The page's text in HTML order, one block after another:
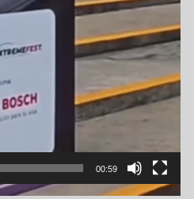
00:59